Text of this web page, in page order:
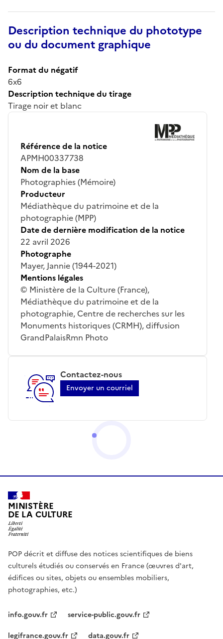
Description technique du phototype
ou du document graphique
Format du négatif
6x6
Description technique du tirage
Tirage noir et blanc
Référence de la notice
APMH00337738
Nom de la base
Photographies (Mémoire)
Producteur
Médiathèque du patrimoine et de la
photographie (MPP)
Date de dernière modification de la notice
22 avril 2026
Photographe
Mayer, Jannie (1944-2021)
Mentions légales
© Ministère de la Culture (France),
Médiathèque du patrimoine et de la
photographie, Centre de recherches sur les
Monuments historiques (CRMH), diffusion
GrandPalaisRmn Photo
Contactez-nous
Envoyer un courriel
MINISTÈRE
DE LA CULTURE
POP décrit et diffuse des notices scientifiques de biens
culturels étudiés ou conservés en France (œuvres d'art,
édifices ou sites, objets ou ensembles mobiliers,
photographies, etc.)
info.gouv.fr
service-public.gouv.fr
legifrance.gouv.fr
data.gouv.fr